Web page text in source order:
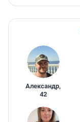
Александр,
42